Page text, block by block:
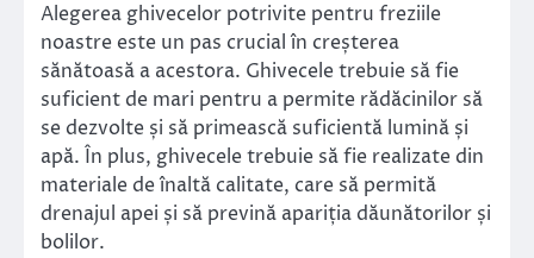
Alegerea ghivecelor potrivite pentru freziile
noastre este un pas crucial în creșterea
sănătoasă a acestora. Ghivecele trebuie să fie
suficient de mari pentru a permite rădăcinilor să
se dezvolte și să primească suficientă lumină și
apă. În plus, ghivecele trebuie să fie realizate din
materiale de înaltă calitate, care să permită
drenajul apei și să prevină apariția dăunătorilor și
bolilor.